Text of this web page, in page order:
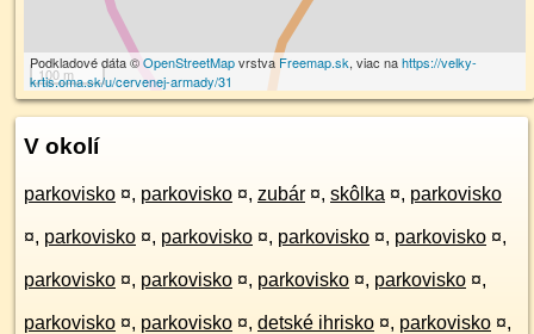
100 m
Podkladové dáta ©OpenStreetMapvrstva Freemap.sk, viac nahttps://velky-
krtis.oma.sk/u/cervenej-armady/31
V okolí
parkovisko ¤, parkovisko ¤, zubár ¤, skôlka ¤, parkovisko
¤, parkovisko ¤, parkovisko ¤, parkovisko ¤, parkovisko ¤,
parkovisko ¤, parkovisko ¤, parkovisko ¤, parkovisko ¤,
parkovisko ¤, parkovisko ¤, detské ihrisko ¤, parkovisko ¤,